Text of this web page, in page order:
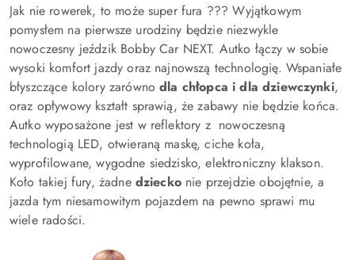
Jak nie rowerek, to może super fura ??? Wyjątkowym
pomysłem na pierwsze urodziny będzie niezwykle
nowoczesny jeździk Bobby Car NEXT. Autko łączy w sobie
wysoki komfort jazdy oraz najnowszą technologię. Wspaniałe
błyszczące kolory zarównodla chłopca i dla dziewczynki,
oraz opływowy kształt sprawią, że zabawy nie będzie końca.
Autko wyposażone jest w reflektory z nowoczesną
technologią LED, otwieraną maskę, ciche koła,
wyprofilowane, wygodne siedzisko, elektroniczny klakson.
Koło takiej fury, żadne dzieckonie przejdzie obojętnie, a
jazda tym niesamowitym pojazdem na pewno sprawi mu
wiele radości.